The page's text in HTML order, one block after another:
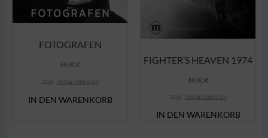
FOTOGRAFEN
59,00€
zzgl. Versandkosten
IN DEN WARENKORB
FIGHTER’S HEAVEN 1974
49,00€
zzgl. Versandkosten
IN DEN WARENKORB